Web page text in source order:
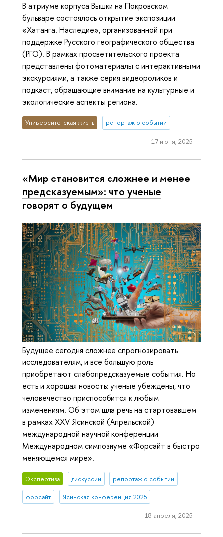
В атриуме корпуса Вышки на Покровском
бульваре состоялось открытие экспозиции
«Хатанга. Наследие», организованной при
поддержке Русского географического общества
(РГО). В рамках просветительского проекта
представлены фотоматериалы с интерактивными
экскурсиями, а также серия видеороликов и
подкаст, обращающие внимание на культурные и
экологические аспекты региона.
Университетская жизнь репортаж о событии
17 июня, 2025 г.
«Мир становится сложнее и менее
предсказуемым»: что ученые
говорят о будущем
Будущее сегодня сложнее спрогнозировать
исследователям, и все большую роль
приобретают слабопредсказуемые события. Но
есть и хорошая новость: ученые убеждены, что
человечество приспособится к любым
изменениям. Об этом шла речь на стартовавшем
в рамках XXV Ясинской (Апрельской)
международной научной конференции
Международном симпозиуме «Форсайт в быстро
меняющемся мире».
Экспертиза дискуссии репортаж о событии
форсайт Ясинская конференция 2025
18 апреля, 2025 г.